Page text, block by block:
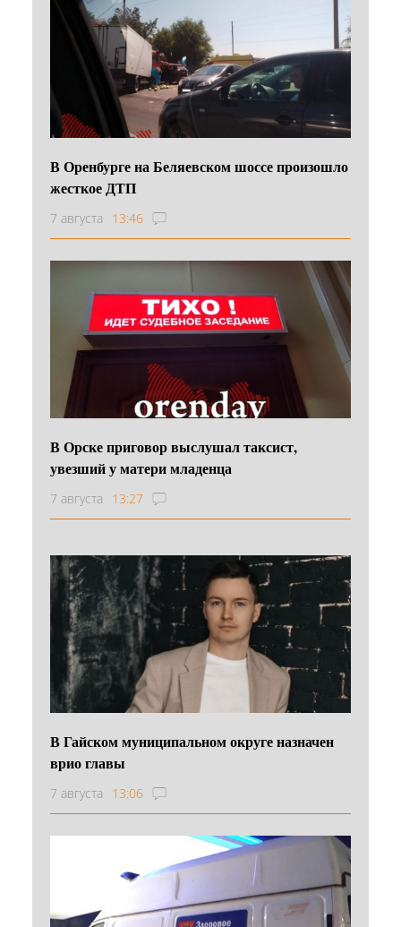
В Оренбурге на Беляевском шоссе произошло
жесткое ДТП
7 августа 13:46
В Орске приговор выслушал таксист,
увезший у матери младенца
7 августа 13:27
В Гайском муниципальном округе назначен
врио главы
7 августа 13:06